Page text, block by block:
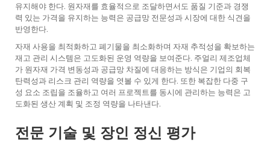
유지해야 한다. 원자재를 효율적으로 조달하면서도 품질 기준과 경쟁
력 있는 가격을 유지하는 능력은 공급망 전문성과 시장에 대한 식견을
반영한다.
자재 사용을 최적화하고 폐기물을 최소화하며 자재 추적성을 확보하는
재고 관리 시스템은 고도화된 운영 역량을 보여준다. 주얼리 제조업체
가 원자재 가격 변동성과 공급망 차질에 대응하는 방식은 기업의 회복
탄력성과 리스크 관리 역량을 엿볼 수 있게 한다. 또한 복잡한 다중 구
성 요소 조립을 조율하고 여러 프로젝트를 동시에 관리하는 능력은 고
도화된 생산 계획 및 조정 역량을 나타낸다.
전문 기술 및 장인 정신 평가